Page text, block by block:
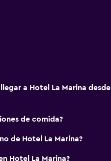
a Hotel La Marina desde
de comida?
de Hotel La Marina?
Hotel La Marina?